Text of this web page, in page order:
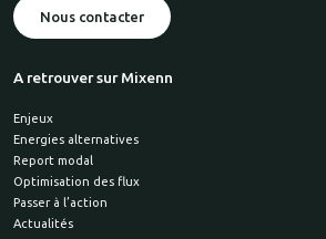
Nous contacter
A retrouver sur Mixenn
Enjeux
Energies alternatives
Report modal
Optimisation des flux
Passer à l’action
Actualités